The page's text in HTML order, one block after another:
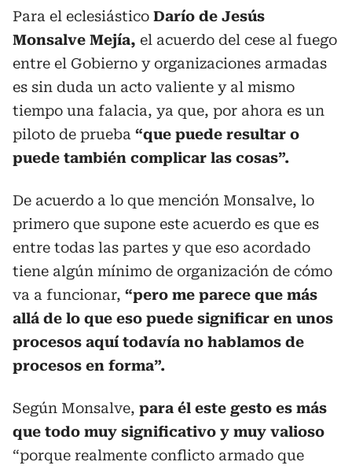
Para el eclesiástico Darío de Jesús
Monsalve Mejía, el acuerdo del cese al fuego
entre el Gobierno y organizaciones armadas
es sin duda un acto valiente y al mismo
tiempo una falacia, ya que, por ahora es un
piloto de prueba “que puede resultar o
puede también complicar las cosas”.
De acuerdo a lo que mención Monsalve, lo
primero que supone este acuerdo es que es
entre todas las partes y que eso acordado
tiene algún mínimo de organización de cómo
va a funcionar, “pero me parece que más
allá de lo que eso puede significar en unos
procesos aquí todavía no hablamos de
procesos en forma”.
Según Monsalve, para él este gesto es más
que todo muy significativo y muy valioso
“porque realmente conflicto armado que